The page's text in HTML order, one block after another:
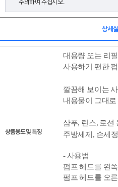
상세
상품용도 및 특징
대용량 또는 리
사용하기 편한 펌
깔끔해 보이는
내용물이 그대
샴푸, 린스, 로션
주방세제, 손세
- 사용법
펌프 헤드를 왼
펌프 헤드를 오